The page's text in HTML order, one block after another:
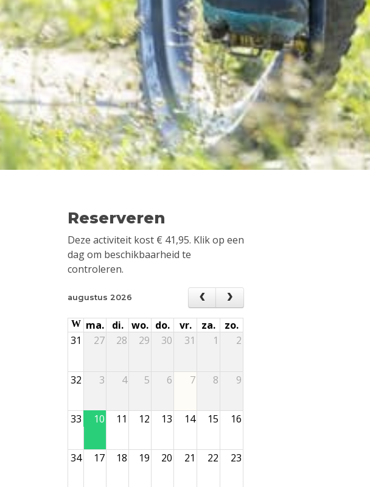
Reserveren
Deze activiteit kost € 41,95. Klik op een
dag om beschikbaarheid te
controleren.
augustus 2026
W ma. di. wo. do. vr. za.
zo.
31
27 28 29 30 31 1 2
32 3 4 5 6 7 8 9
33 10 11 12 13 14 15 16
34 17 18 19 20 21 22 23